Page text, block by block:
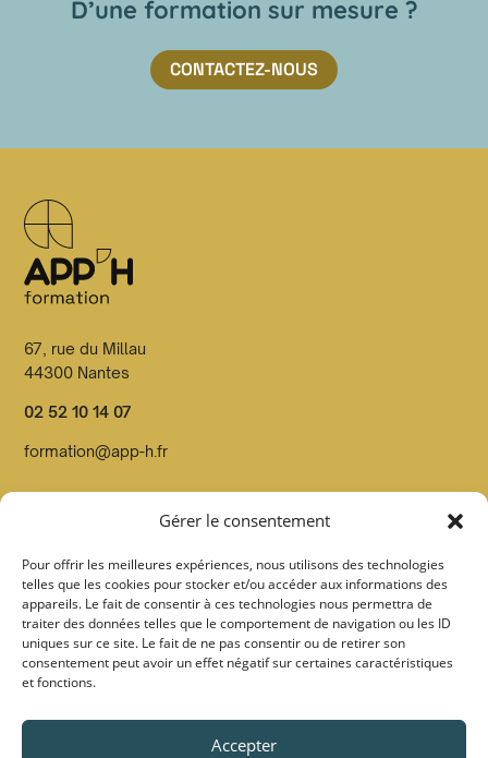
Gérer le consentement
Pour offrir les meilleures expériences, nous utilisons des technologies
telles que les cookies pour stocker et/ou accéder aux informations des
appareils. Le fait de consentir à ces technologies nous permettra de
traiter des données telles que le comportement de navigation ou les ID
uniques sur ce site. Le fait de ne pas consentir ou de retirer son
consentement peut avoir un effet négatif sur certaines caractéristiques
et fonctions.
Accepter
D’une formation sur mesure ?
CONTACTEZ-NOUS
67, rue du Millau
44300 Nantes
02 52 10 14 07
formation@app-h.fr
est enregistré en préfecture de Loire Atlantique sous le
n°52440814544
Organisme Datadocké et certifié Qualiopi par Pronéo
certification sous len° FOO27 au titre de la catégorie
action de formation